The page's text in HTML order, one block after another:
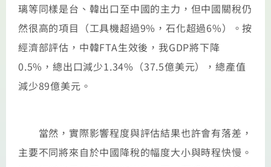
璃等同樣是台、韓出口至中國的主力，但中國關稅仍
然很高的項目（工具機超過9%，石化超過6%）。按
經濟部評估，中韓FTA生效後，我GDP將下降
0.5%，總出口減少1.34%（37.5億美元），總產值
減少89億美元。
當然，實際影響程度與評估結果也許會有落差，
主要不同將來自於中國降稅的幅度大小與時程快慢。